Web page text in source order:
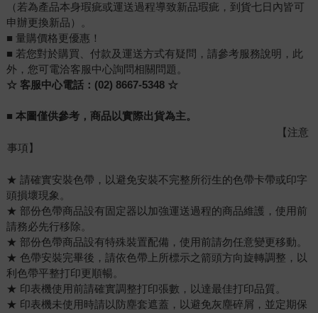
（若為產品本身瑕疵或運送過程導致新品瑕疵，到貨七日內皆可
申辦更換新品）。
■ 量購價格更優惠！
■ 若您對於購買、付款及運送方式有疑問，請參考服務說明，此
外，您可電洽客服中心詢問相關問題。
☆ 客服中心電話：(02) 8667-5348 ☆
■ 本圖僅供參考，商品以實際出貨為主。
【注意
事項】
★ 請確實安裝色帶，以避免安裝不完整所衍生的色帶卡帶或印字
頭損壞現象。
★ 部份色帶商品設有固定器以加強運送過程的商品維護，使用前
請務必先行移除。
★ 部份色帶商品設有特殊裝置配備，使用前請勿任意變更移動。
★ 色帶安裝完畢後，請依色帶上所標示之箭頭方向旋轉調整，以
利色帶平整打印更順暢。
★ 印表機使用前請確實調整打印張數，以達最佳打印品質。
★ 印表機未使用時請以防塵套遮蓋，以避免灰塵碎屑，並定期保